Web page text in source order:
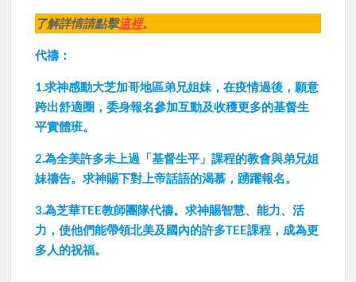
了解詳情請點擊這裡。
代禱：
1.求神感動大芝加哥地區弟兄姐妹，在疫情過後，願意
跨出舒適圈，委身報名參加互動及收穫更多的基督生
平實體班。
2.為全美許多未上過「基督生平」課程的教會與弟兄姐
妹禱告。求神賜下對上帝話語的渴慕，踴躍報名。
3.為芝華TEE教師團隊代禱。求神賜智慧、能力、活
力，使他們能帶領北美及國內的許多TEE課程，成為更
多人的祝福。